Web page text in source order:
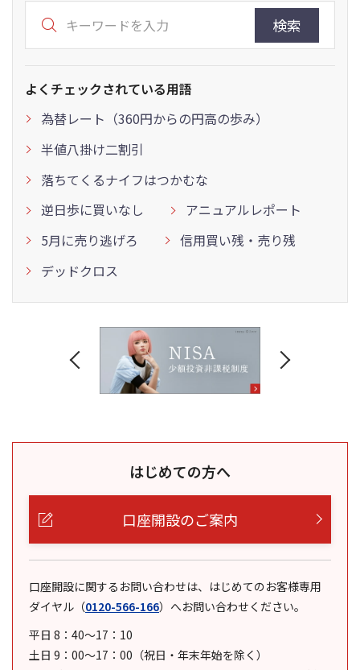
検索
よくチェックされている用語
為替レート（360円からの円高の歩み）
半値八掛け二割引
落ちてくるナイフはつかむな
逆日歩に買いなし
アニュアルレポート
5月に売り逃げろ
信用買い残・売り残
デッドクロス
はじめての方へ
口座開設のご案内
口座開設に関するお問い合わせは、はじめてのお客様専用
ダイヤル （0120-566-166） へお問い合わせください。
平日 8：40～17：10
土日 9：00～17：00（祝日・年末年始を除く）